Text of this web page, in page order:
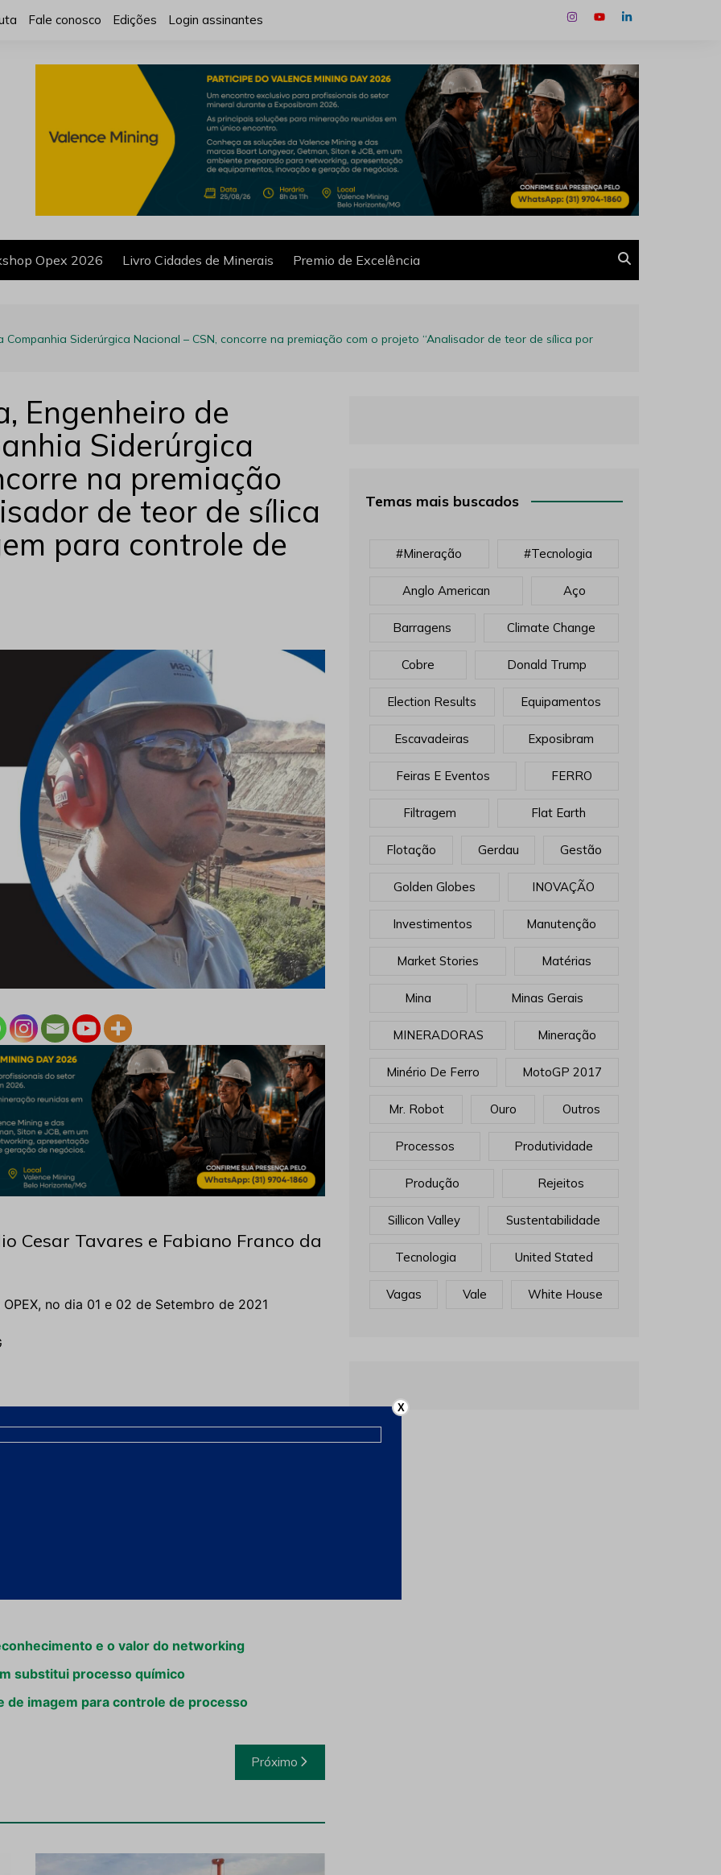
Fale conosco Edições Login assinantes
Opex 2026 Livro Cidades de Minerais Premio de Excelência
Siderúrgica Nacional – CSN, concorre na premiação com o projeto “Analisador de teor de sílica por
Engenheiro de
Siderúrgica
na premiação
de teor de sílica
para controle de
Cesar Tavares e Fabiano Franco da
no dia 01 e 02 de Setembro de 2021
e o valor do networking
substitui processo químico
de imagem para controle de processo
Próximo
Temas mais buscados
#mineração #tecnologia
Anglo American Aço
Barragens Climate Change
Cobre Donald Trump
Election Results Equipamentos
Escavadeiras Exposibram
Feiras E Eventos FERRO
Filtragem Flat Earth
Flotação Gerdau Gestão
Golden Globes INOVAÇÃO
Investimentos Manutenção
Market Stories Matérias
Mina Minas Gerais
MINERADORAS Mineração
Minério De Ferro MotoGP 2017
Mr. Robot Ouro Outros
Processos Produtividade
Produção Rejeitos
Sillicon Valley Sustentabilidade
Tecnologia United Stated
Vagas Vale White House
X